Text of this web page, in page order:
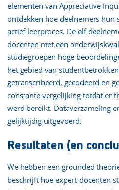
elementen van Appreciative
ontdekken hoe deelnemers hun
actief leerproces. De elf
docenten met een
studiegroepen hoge
het gebied van
getranscribeerd, gecodeerd en
constante vergelijking totdat er
werd bereikt. Dataverzameling
gelijktijdig uitgevoerd.
Resultaten (en
We hebben een grounded
beschrijft hoe expert-docenten